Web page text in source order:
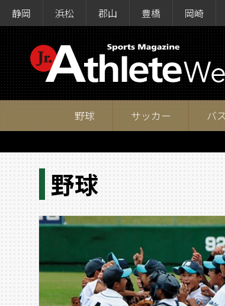
静岡 浜松 郡山 豊橋 岡崎
野球 サッカー バ
野球